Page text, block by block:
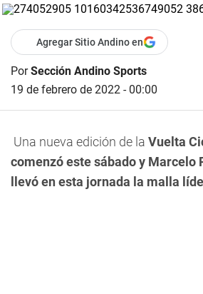
Agregar Sitio Andino en
PorSección Andino Sports
19 de febrero de 2022 - 00:00
Una nueva edición de la Vuelta
comenzó este sábado y Marcelo
llevó en esta jornada la malla